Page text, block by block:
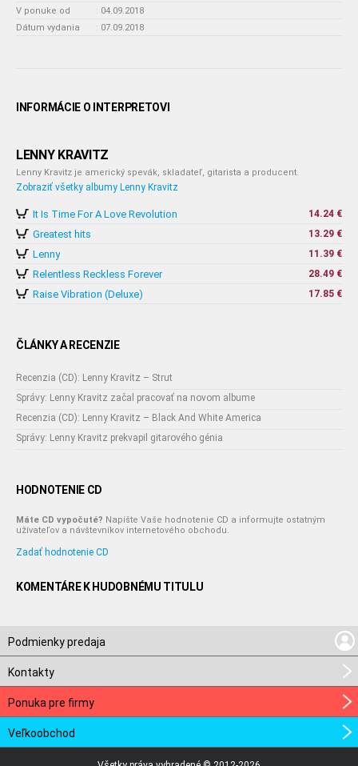
V ponuke od
: 04.09.2018
Dátum vydania
: 07.09.2018
INFORMÁCIE O INTERPRETOVI
LENNY KRAVITZ
Lenny Kravitz je americký spevák, skladateľ, gitarista a producent.
Zobraziť všetky albumy Lenny Kravitz
It Is Time For A Love Revolution 14.24 €
Greatest hits 13.29 €
Lenny 11.39 €
Relentless Reckless Forever 28.49 €
Raise Vibration (Deluxe) 17.85 €
ČLÁNKY A RECENZIE
Recenzia (CD): Lenny Kravitz – Strut
Správy: Lenny Kravitz začal pracovať na novom albume
Recenzia (CD): Lenny Kravitz – Black And White America
Správy: Lenny Kravitz prekvapil gitarového génia
HODNOTENIE CD
Máte CD vypočuté? Napíšte Vaše hodnotenie CD a informujte ostatným
užívateľov a návštevníkov internetového obchodu.
Zadať hodnotenie CD
KOMENTÁRE K HUDOBNÉMU TITULU
Podmienky predaja
Kontakty
Ponuka pre firmy
Veľkoobchod